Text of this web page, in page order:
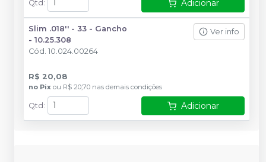
Qtd : Adicionar
Slim .018'' - 33 - Gancho
- 10.25.308
Cód. 10.024.00264
Ver info
R$ 20,08
no Pix ou R$ 20,70 nas demais condições
Qtd : Adicionar